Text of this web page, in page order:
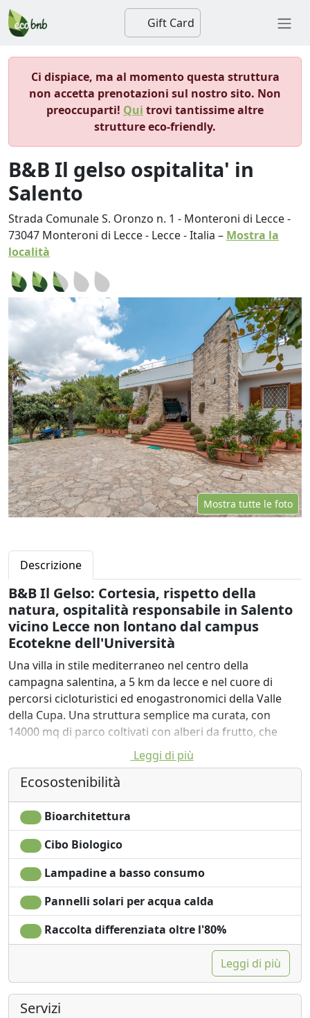
Gift Card
Ci dispiace, ma al momento questa struttura
non accetta prenotazioni sul nostro sito. Non
preoccuparti! Qui trovi tantissime altre
strutture eco-friendly.
B&B Il gelso ospitalita' in
Salento
Strada Comunale S. Oronzo n. 1 - Monteroni di Lecce-
73047 Monteroni di Lecce- Lecce-Italia – Mostra la
località
Mostra tutte le foto
Descrizione
B&B Il Gelso: Cortesia, rispetto della
natura, ospitalità responsabile in Salento
vicino Lecce non lontano dal campus
Ecotekne dell'Università
Una villa in stile mediterraneo nel centro della
campagna salentina, a 5 km da lecce e nel cuore di
percorsi cicloturistici ed enogastronomici della Valle
della Cupa. Una struttura semplice ma curata, con
14000 mq di parco coltivati con alberi da frutto, che
vengono utilizzati per le colazioni. Un orto molto
limitato produce quanto serve per il fabbisogno
giornaliero. Camere semplici, senza frigoriferi in
camera ma con un unico frigo self service nella zona
comune, per consentire consumi limitati e ridurre
l'inquinamento. Lampadine a basso consumo ed una
grande attenzione alla raccolta differenziata, compreso
l'utilizzo di compostaggio per lo smaltimento dei rifiuti
umidi.
Il gelso ospita animali di piccola taglia che possano
convivere con i nostri vivacissimi Pincher e con il nostro
meticcio, Bice, grande ma dolcissima.
Cura dei rapporti umani, assenza di ogni forma di
discriminazione religiosa, politica, culturale, sociale e
sessuale fanno del Gelso una struttura tranquilla ed
ospitale.
Leggi di più
Ecosostenibilità
Bioarchitettura
Cibo Biologico
Lampadine a basso consumo
Pannelli solari per acqua calda
Raccolta differenziata oltre l'80%
Leggi di più
Servizi